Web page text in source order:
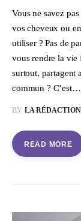
Vous ne savez
vos cheveux ou
utiliser ? Pas de
vous rendre la vie
surtout, partagent
commun ? C’est…
BY LA RÉDACTION
READ MORE